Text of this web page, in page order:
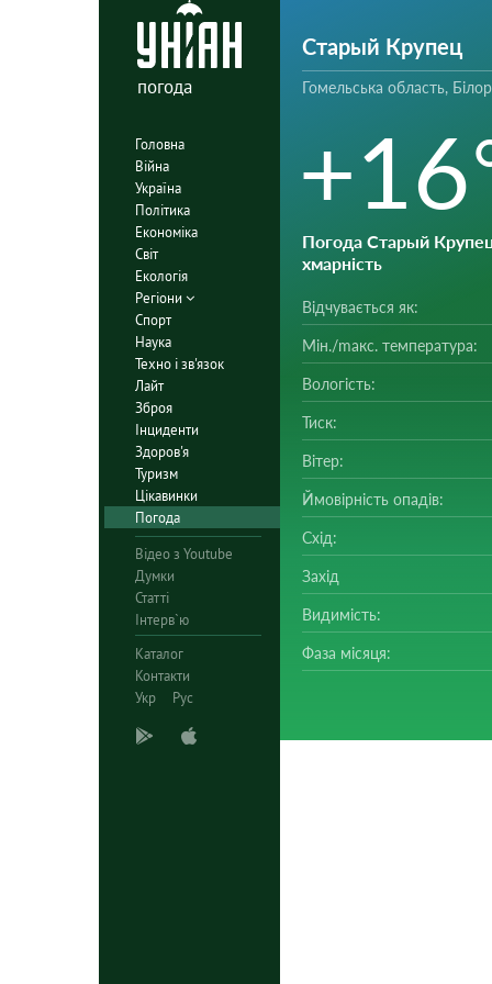
погода
Головна
Війна
Україна
Політика
Економіка
Світ
Екологія
Регіони
Спорт
Наука
Техно і зв'язок
Лайт
Зброя
Інциденти
Здоров'я
Туризм
Цікавинки
Погода
Відео з Youtube
Думки
Статті
Інтерв`ю
Каталог
Контакти
Укр
Рус
Старый Крупец
Гомельська область,
Погода Старый
хмарність
Відчувається як:
Мін./mакс. температура:
Вологість:
Тиск:
Вітер:
Ймовірність опадів:
Схід:
Захід
Видимість:
Фаза місяця: